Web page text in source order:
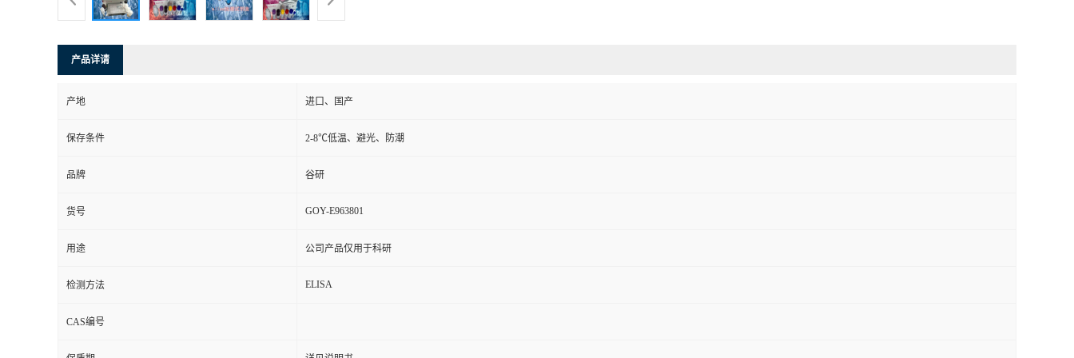
产品详请
产地 进口、国产
保存条件 2-8℃低温、避光、防潮
品牌 谷研
货号 GOY-E963801
用途 公司产品仅用于科研
检测方法 ELISA
CAS编号